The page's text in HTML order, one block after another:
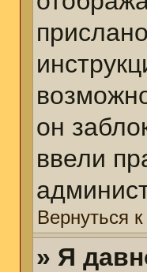
он
ввели
Вернуться
» Я